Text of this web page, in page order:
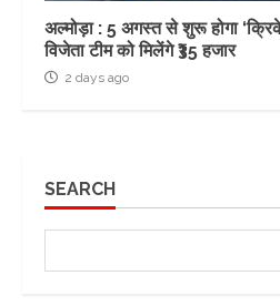
अल्मोड़ा : 5 अगस्त से शुरू होगा
विजेता टीम को मिलेंगे ₹35 हजार
2 days ago
SEARCH